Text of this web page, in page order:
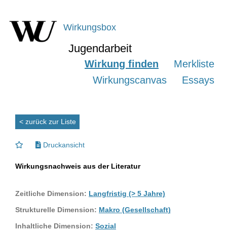
Wirkungsbox
Jugendarbeit
Wirkung finden
Merkliste
Wirkungscanvas
Essays
< zurück zur Liste
Druckansicht
Wirkungsnachweis aus der Literatur
Zeitliche Dimension: Langfristig (> 5 Jahre)
Strukturelle Dimension: Makro (Gesellschaft)
Inhaltliche Dimension: Sozial